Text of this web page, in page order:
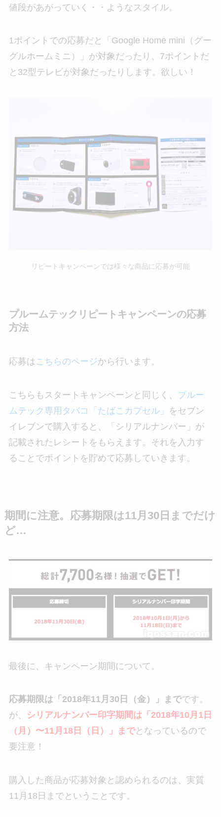
値段があがっていく・・ようなスタイル。
1ポイントでの応募だと「Google Home mini（グー
グルホームミニ）」が対象だったり、7ポイントだ
と32型テレビが対象だったりします。欲しい！
リピートキャンペーンでは様々な商品に応募が可能
プルームテックリピートキャンペーンの応募
方法
応募は こちらのページから行います。
こちらもスタートキャンペーンと同じく、 プルー
ムテック専用タバコ「たばこカプセル」
をセブン
イレブンで購入すると、「シリアルナンバー」が
記載されたレシートをもらえます。それを入力す
ることでポイントを貯めて応募していきます。
期間に注意。応募期限は11月30日までだけ
ど…
最後に、キャンペーン期間について。
応募期限は「2018年11月30日（金）」までです。
が、
シリアルナンバー印字期間は「2018年10月1日
（月）〜11月18日（日）」までとなっているので
要注意！
購入した商品が応募対象と認められるのは、実質
11月18日までということです。